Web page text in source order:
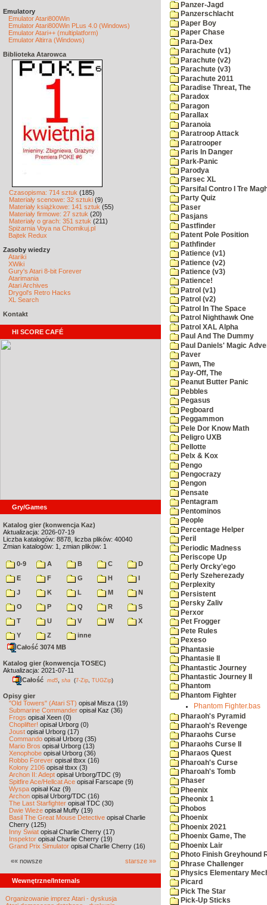
Emulatory
Emulator Atari800Win
Emulator Atari800Win PLus 4.0 (Windows)
Emulator Atari++ (multiplatform)
Emulator Altirra (Windows)
Biblioteka Atarowca
Czasopisma: 714 sztuk (185)
Materiały scenowe: 32 sztuki (9)
Materiały książkowe: 141 sztuk (55)
Materiały firmowe: 27 sztuk (20)
Materiały o grach: 351 sztuk (211)
Spiżarnia Voya na Chomikuj.pl
Bajtek Redux
Zasoby wiedzy
Atariki
XWiki
Gury's Atari 8-bit Forever
Atarimania
Atari Archives
Drygol's Retro Hacks
XL Search
Kontakt
HI SCORE CAFÉ
Gry/Games
Katalog gier (konwencja Kaz)
Aktualizacja: 2026-07-19
Liczba katalogów: 8878, liczba plików: 40040
Zmian katalogów: 1, zmian plików: 1
0-9 A B C
D
E
F G H
I
J
K L M
N
O
P Q R
S
T
U V W
X
Y
Z
inne
Całość 3074 MB
Katalog gier (konwencja TOSEC)
Aktualizacja: 2021-07-11
Całość md5 sha (7-Zip TUGZip)
Opisy gier
"Old Towers" (Atari ST) opisał Misza (19)
Submarine Commander opisał Kaz (36)
Frogs opisał Xeen (0)
Choplifter! opisał Urborg (0)
Joust opisał Urborg (17)
Commando opisał Urborg (35)
Mario Bros opisał Urborg (13)
Xenophobe opisał Urborg (36)
Robbo Forever opisał tbxx (16)
Kolony 2106 opisał tbxx (3)
Archon II: Adept opisał Urborg/TDC (9)
Spitfire Ace/Hellcat Ace opisał Farscape (9)
Wyspa opisał Kaz (9)
Archon opisał Urborg/TDC (16)
The Last Starfighter opisał TDC (30)
Dwie Wieże opisał Muffy (19)
Basil The Great Mouse Detective opisał Charlie
Cherry (125)
Inny Świat opisał Charlie Cherry (17)
Inspektor opisał Charlie Cherry (19)
Grand Prix Simulator opisał Charlie Cherry (16)
«« nowsze starsze »»
Wewnętrzne/Internals
Organizowanie imprez Atari - dyskusja
Panzer-Jagd
Panzerschlacht
Paper Boy
Paper Chase
Para-Dex
Parachute (v1)
Parachute (v2)
Parachute (v3)
Parachute 2011
Paradise Threat, The
Paradox
Paragon
Parallax
Paranoia
Paratroop Attack
Paratrooper
Paris In Danger
Park-Panic
Parodya
Parsec XL
Parsifal Contro I Tre
Party Quiz
Paser
Pasjans
Pastfinder
Patent Pole Position
Pathfinder
Patience (v1)
Patience (v2)
Patience (v3)
Patience!
Patrol (v1)
Patrol (v2)
Patrol In The Space
Patrol Nighthawk One
Patrol XAL Alpha
Paul And The Dummy
Paul Daniels' Magic
Paver
Pawn, The
Pay-Off, The
Peanut Butter Panic
Pebbles
Pegasus
Pegboard
Peggammon
Pele Dor Know Math
Peligro UXB
Pellotte
Pelx & Kox
Pengo
Pengocrazy
Pengon
Pensate
Pentagram
Pentominos
People
Percentage Helper
Peril
Periodic Madness
Periscope Up
Perly Orcky'ego
Perly Szeherezady
Perplexity
Persistent
Persky Zaliv
Perxor
Pet Frogger
Pete Rules
Pexeso
Phantasie
Phantasie II
Phantastic Journey
Phantastic Journey II
Phantom
Phantom Fighter
Phantom Fighter.bas
Pharaoh's Pyramid
Pharaoh's Revenge
Pharaohs Curse
Pharaohs Curse II
Pharaos Quest
Pharoah's Curse
Pharoah's Tomb
Phaser
Pheenix
Pheonix 1
Phobos
Phoenix
Phoenix 2021
Phoenix Game, The
Phoenix Lair
Photo Finish Greyhound
Phrase Challenger
Physics Elementary
Picard
Pick The Star
Pick-Up Sticks